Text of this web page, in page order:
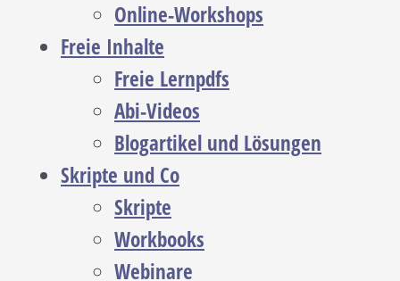
Online-Workshops
Freie Inhalte
Freie Lernpdfs
Abi-Videos
Blogartikel und Lösungen
Skripte und Co
Skripte
Workbooks
Webinare